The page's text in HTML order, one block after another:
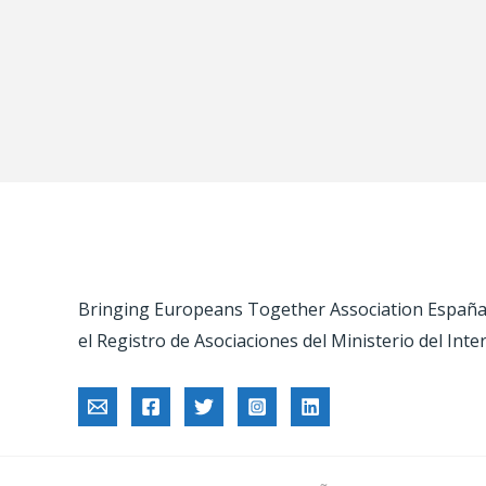
Bringing Europeans Together Association
el Registro de Asociaciones del Ministerio del